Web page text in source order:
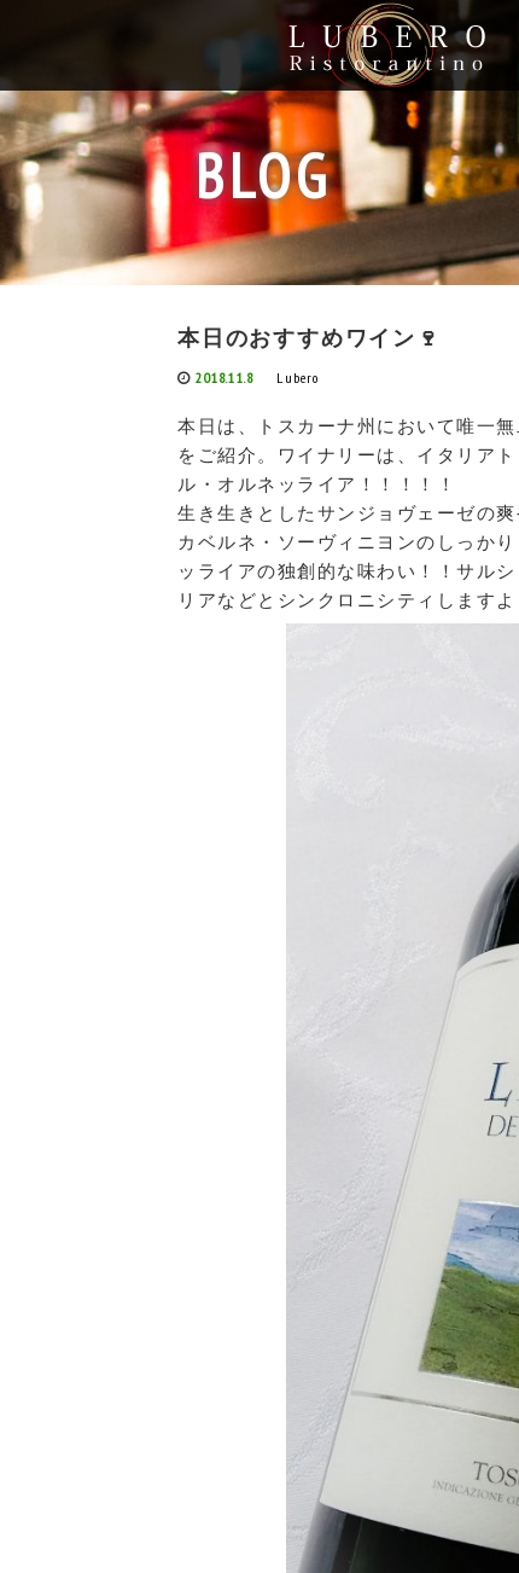
BLOG
本日のおすすめワイン🍷
2018.11.8 Lubero
本日は、トスカーナ州において唯一
をご紹介。ワイナリーは、イタリア
ル・オルネッライア！！！！！
生き生きとしたサンジョヴェーゼの
カベルネ・ソーヴィニヨンのしっか
ッライアの独創的な味わい！！サル
リアなどとシンクロニシティします